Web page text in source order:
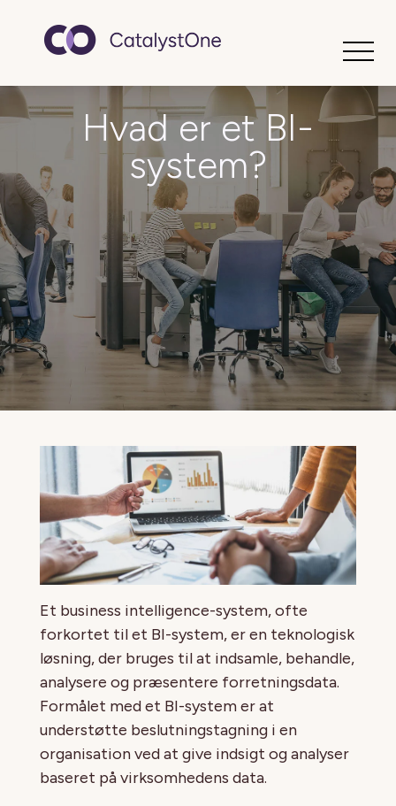
Hvad er et BI-
system?
Et business intelligence-system, ofte
forkortet til et BI-system, er en teknologisk
løsning, der bruges til at indsamle, behandle,
analysere og præsentere forretningsdata.
Formålet med et BI-system er at
understøtte beslutningstagning i en
organisation ved at give indsigt og analyser
baseret på virksomhedens data.